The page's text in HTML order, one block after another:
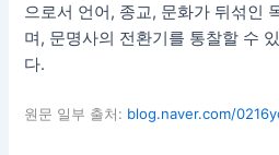
으로서 언어, 종교, 문화가 뒤섞인
며, 문명사의 전환기를 통찰할 수
다.
원문 일부 출처: blog.naver.com/